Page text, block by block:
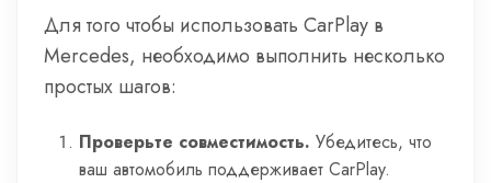
Для того чтобы использовать CarPlay в
Mercedes, необходимо выполнить несколько
простых шагов:
Проверьте совместимость. Убедитесь, что
ваш автомобиль поддерживает CarPlay.